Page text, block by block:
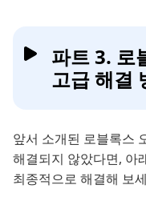
파트 3. 로
고급 해결
앞서 소개된 로블록스
해결되지 않았다면, 아
최종적으로 해결해 보